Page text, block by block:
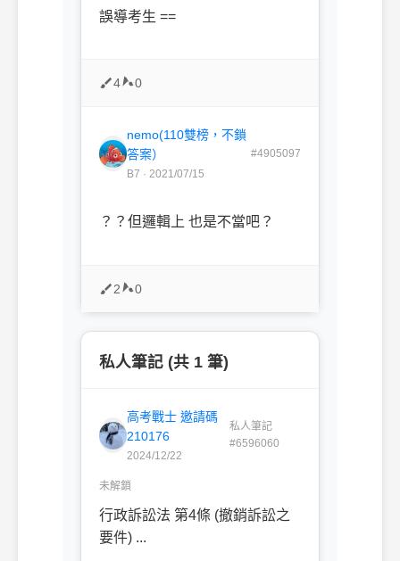
誤導考生 ==
4 0
nemo(110雙榜，不鎖
答案）
B7 · 2021/07/15
#4905097
？？但邏輯上 也是不當吧？
2 0
私人筆記 (共 1 筆)
高考戰士 邀請碼
210176
2024/12/22
私人筆記
#6596060
未解鎖
行政訴訟法 第4條 (撤銷訴訟之
要件) ...